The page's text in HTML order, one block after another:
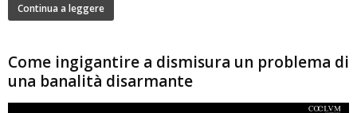
Continua a leggere
Come ingigantire a dismisura un problema di
una banalità disarmante